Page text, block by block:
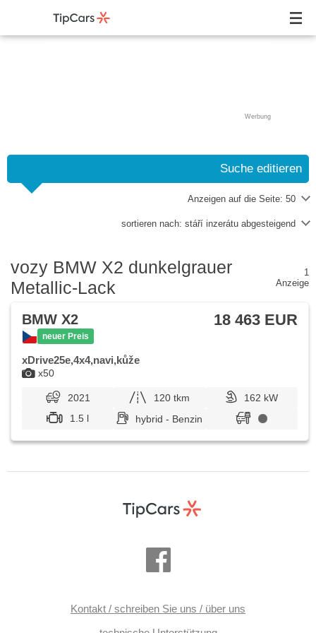
Werbung
Suche editieren
Anzeigen auf die Seite: 50
sortieren nach: stáří inzerátu abgesteigend
vozy BMW X2 dunkelgrauer
Metallic-Lack
1
Anzeige
x50
BMW X2
neuer Preis
18 463 EUR
xDrive25e,4x4,navi,kůže
2021 120 tkm
162 kW
1.5 l
hybrid - Benzin
Kontakt / schreiben Sie uns / über uns